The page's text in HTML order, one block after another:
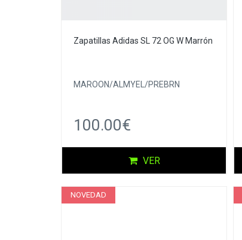
Zapatillas Adidas SL 72 OG W Marrón
MAROON/ALMYEL/PREBRN
100.00€
VER
NOVEDAD